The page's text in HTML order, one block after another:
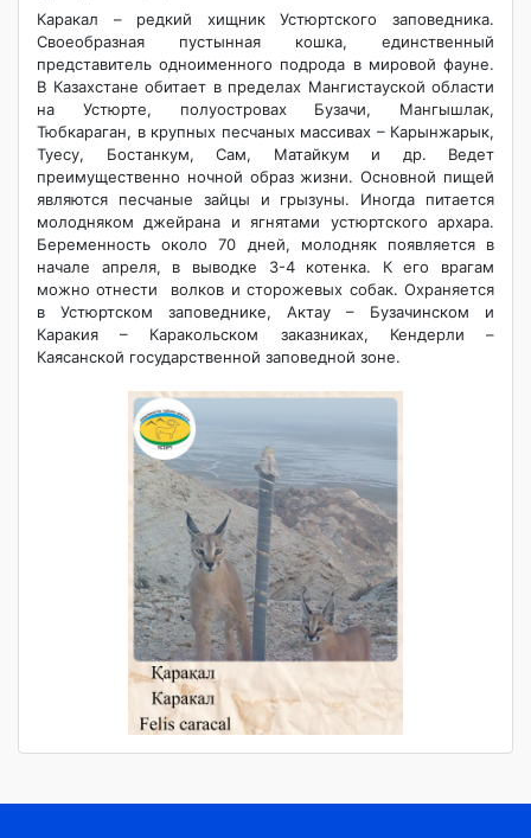
Каракал – редкий хищник Устюртского заповедника.
Своеобразная пустынная кошка, единственный
представитель одноименного подрода в мировой фауне.
В Казахстане обитает в пределах Мангистауской области
на Устюрте, полуостровах Бузачи, Мангышлак,
Тюбкараган, в крупных песчаных массивах – Карынжарык,
Туесу, Бостанкум, Сам, Матайкум и др. Ведет
преимущественно ночной образ жизни. Основной пищей
являются песчаные зайцы и грызуны. Иногда питается
молодняком джейрана и ягнятами устюртского архара.
Беременность около 70 дней, молодняк появляется в
начале апреля, в выводке 3-4 котенка. К его врагам
можно отнести волков и сторожевых собак. Охраняется
в Устюртском заповеднике, Актау – Бузачинском и
Каракия – Каракольском заказниках, Кендерли –
Каясанской государственной заповедной зоне.